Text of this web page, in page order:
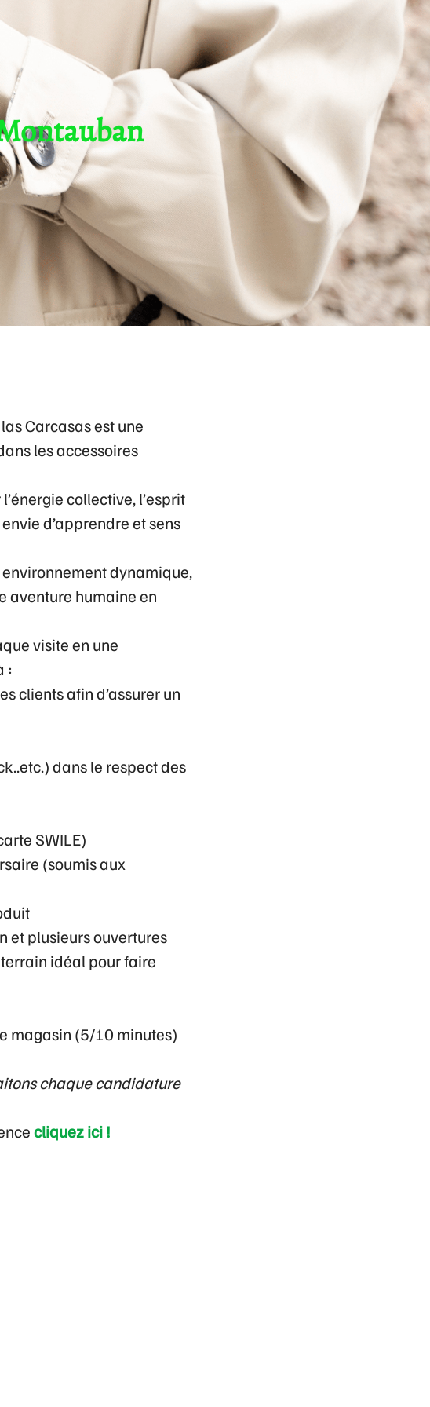
Carcasasest une
les accessoires
l’énergie collective,l’esprit
d’apprendre et sens
environnement dynamique,
aventure humaine en
visite en une
:
clients afin d’assurer un
dans le respect des
SWILE)
(soumis aux
et plusieurs ouvertures
idéal pour faire
magasin (5/10 minutes)
chaque candidature
cliquez ici !